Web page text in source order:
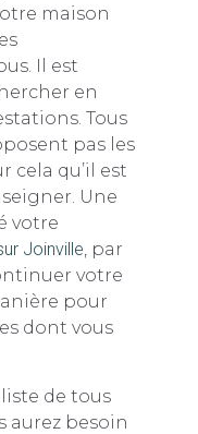
maison
Il est
en
Tous
pas les
cela qu’il est
Une
votre
Joinville, par
votre
pour
dont vous
de tous
aurez besoin